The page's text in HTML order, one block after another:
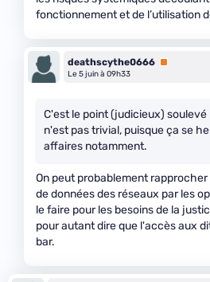
fonctionnement et de l’utilisation
deathscythe0666 Premium
Le 5 juin à 09h33
C'est le point (judicieux)
n'est pas trivial, puisque ça se
affaires notamment.
On peut probablement
de données des réseaux par les
le faire pour les besoins de la
pour autant dire que l'accès aux
bar.